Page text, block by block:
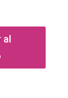
al